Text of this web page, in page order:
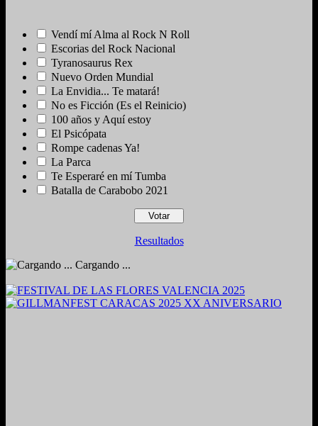
Vendí mí Alma al Rock N Roll
Escorias del Rock Nacional
Tyranosaurus Rex
Nuevo Orden Mundial
La Envidia... Te matará!
No es Ficción (Es el Reinicio)
100 años y Aquí estoy
El Psicópata
Rompe cadenas Ya!
La Parca
Te Esperaré en mí Tumba
Batalla de Carabobo 2021
Resultados
Cargando ...